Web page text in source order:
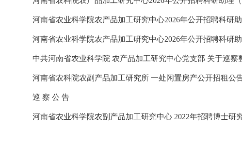
河南省农科院农副产品加工研究所 一处闲置房产公开招租公
巡 察 公 告